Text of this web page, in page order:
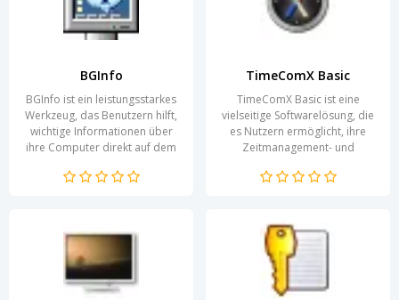
BGInfo
BGInfo ist ein leistungsstarkes
Werkzeug, das Benutzern hilft,
wichtige Informationen über
ihre Computer direkt auf dem
Anwendung ist...
TimeComX Basic
TimeComX Basic ist eine
vielseitige Softwarelösung, die
es Nutzern ermöglicht, ihre
Zeitmanagement- und
effizient zu gestalten. Die...